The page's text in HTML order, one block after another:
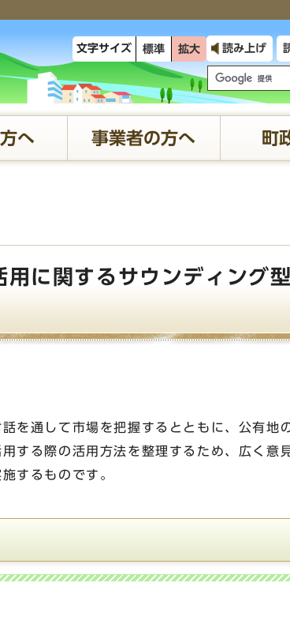
文字サイズ 標準 拡大 読み上げ
へ 事業者の方へ 町
用に関するサウンディング
を通して市場を把握するとともに、公有地
する際の活用方法を整理するため、広く意
するものです。